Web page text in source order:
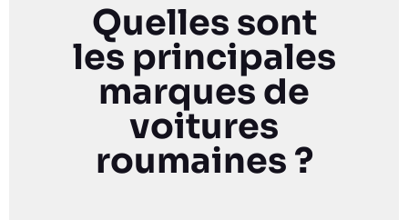
Quelles sont
les principales
marques de
voitures
roumaines ?